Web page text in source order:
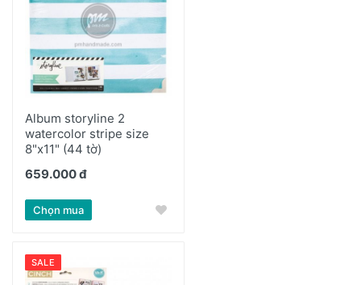
Album storyline 2
watercolor stripe size
8"x11" (44 tờ)
659.000 đ
Chọn mua
SALE